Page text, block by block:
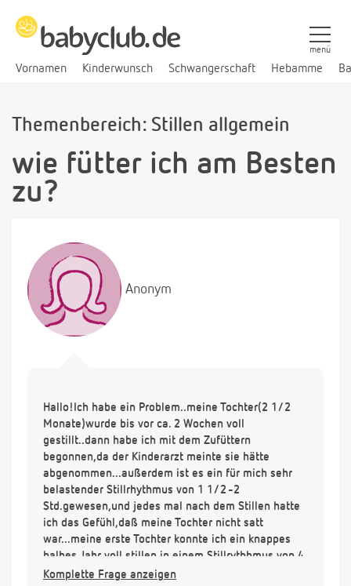
Vornamen Kinderwunsch Schwangerschaft Hebamme
menü
Themenbereich: Stillen allgemein
wie fütter ich am Besten
zu?
Anonym
Hallo!Ich habe ein Problem..meine Tochter(2 1/2
Monate)wurde bis vor ca. 2 Wochen voll
gestillt..dann habe ich mit dem Zufüttern
begonnen,da der Kinderarzt meinte sie hätte
abgenommen...außerdem ist es ein für mich sehr
belastender Stillrhythmus von 1 1/2 -2
Std.gewesen,und jedes mal nach dem Stillen hatte
ich das Gefühl,daß meine Tochter nicht satt
war...meine erste Tochter konnte ich ein knappes
halbes Jahr voll stillen in einem Stillrythhmus von 4
Stunden(das war dann ein "Stillvergnügen für uns
Komplette Frage anzeigen